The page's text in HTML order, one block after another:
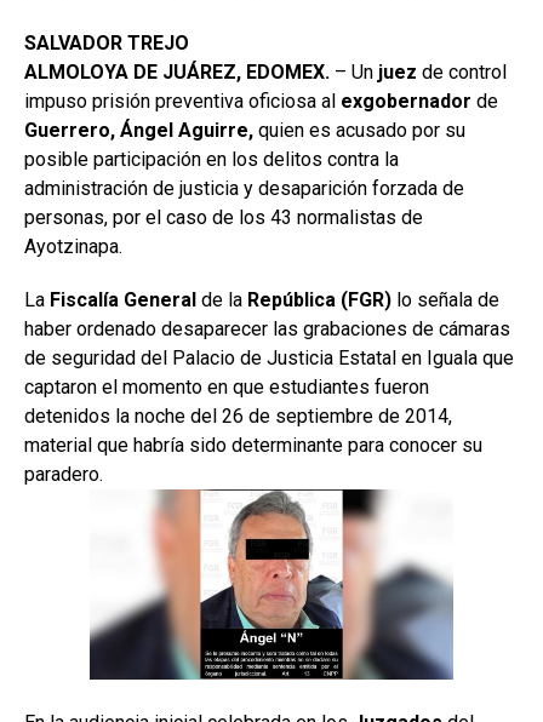
SALVADOR TREJO
ALMOLOYA DE JUÁREZ, EDOMEX. – Un juez de control
impuso prisión preventiva oficiosa al exgobernador de
Guerrero, Ángel Aguirre, quien es acusado por su
posible participación en los delitos contra la
administración de justicia y desaparición forzada de
personas, por el caso de los 43 normalistas de
Ayotzinapa.
La Fiscalía General de la República (FGR) lo señala de
haber ordenado desaparecer las grabaciones de cámaras
de seguridad del Palacio de Justicia Estatal en Iguala que
captaron el momento en que estudiantes fueron
detenidos la noche del 26 de septiembre de 2014,
material que habría sido determinante para conocer su
paradero.